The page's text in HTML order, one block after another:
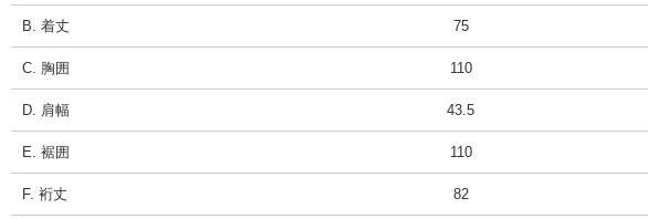
B. 着丈 75
C. 胸囲 110
D. 肩幅 43.5
E. 裾囲 110
F. 裄丈 82